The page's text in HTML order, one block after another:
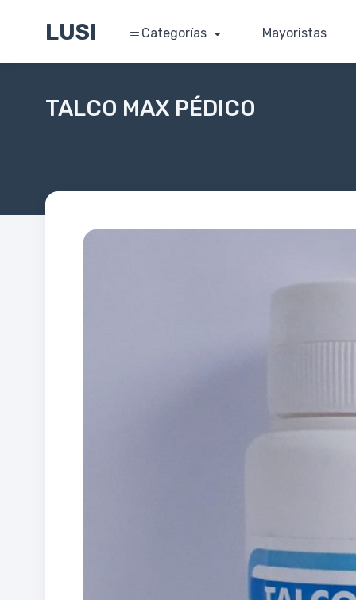
LUSI Categorías Mayoristas
TALCO MAX PÉDICO